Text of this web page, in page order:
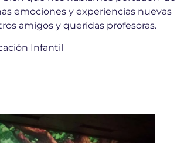
emociones y experiencias nuevas
amigos y queridas profesoras.
Infantil